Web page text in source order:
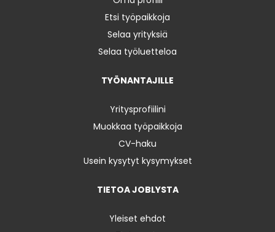
Etsi työpaikkoja
Selaa yrityksiä
Selaa työluetteloa
TYÖNANTAJILLE
Yritysprofiilini
Muokkaa työpaikkoja
CV-haku
Usein kysytyt kysymykset
TIETOA JOBLYSTA
Yleiset ehdot